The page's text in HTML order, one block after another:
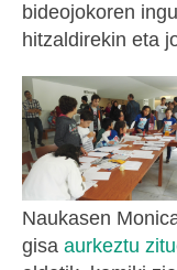
bideojokoren
hitzaldirekin eta
Naukasen
gisa aurkeztu